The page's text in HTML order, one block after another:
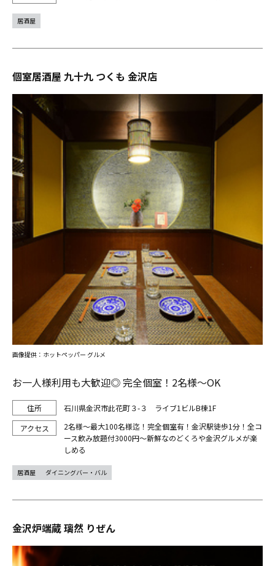
居酒屋
個室居酒屋 九十九 つくも 金沢店
お一人様利用も大歓迎◎ 完全個室！2名様～OK
石川県金沢市此花町３-３ ライブ1ビルB棟1F
2名様～最大100名様迄！完全個室有！金沢駅徒歩1分！全コ
ース飲み放題付3000円～新鮮なのどくろや金沢グルメが楽
しめる
画像提供：ホットペッパー グルメ
居酒屋 ダイニングバー・バル
金沢炉端蔵 璃然 りぜん